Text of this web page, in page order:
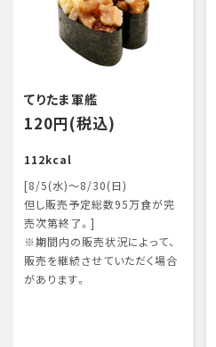
てりたま軍艦
120円(税込)
112kcal
[8/5(水)～8/30(日)
但し販売予定総数95万食が完
売次第終了。]
※期間内の販売状況によって、
販売を継続させていただく場合
があります。